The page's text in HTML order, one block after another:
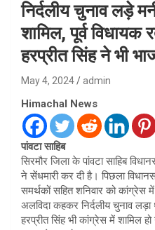
निर्दलीय चुनाव लड़े
शामिल, पूर्व विधायक
हरप्रीत सिंह ने भी
May 4, 2024 admin
Himachal News
पांवटा साहिब
सिरमौर जिला के पांवटा साहिब
ने सेंधमारी कर दी है। पिछला
समर्थकों सहित शनिवार को कांग्रेस
अलविदा कहकर निर्दलीय चुनाव लड़ा
हरप्रीत सिंह भी कांग्रेस में शामिल